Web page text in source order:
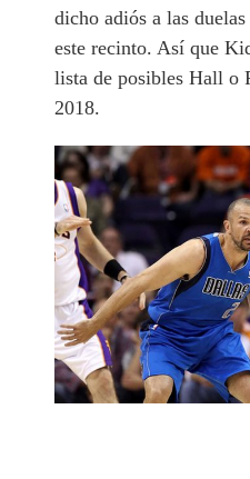
dicho adiós a las
este recinto. Así que
lista de posibles Hall o
2018.